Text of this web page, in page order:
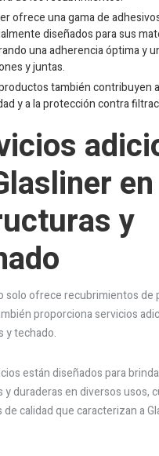
ofrece una gama de
diseñados para sus
una adherencia óptima y
y juntas.
también contribuyen
y a la protección contra
en
y
solo ofrece recubrimientos de
proporciona servicios
y techado.
están diseñados para
duraderas en diversos usos,
calidad que caracterizan a